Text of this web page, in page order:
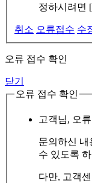
정하시려면
취소 오류접수 수
오류 접수 확인
닫기
오류 접수 확인
고객님, 오
문의하신 내
수 있도록
다만, 고객